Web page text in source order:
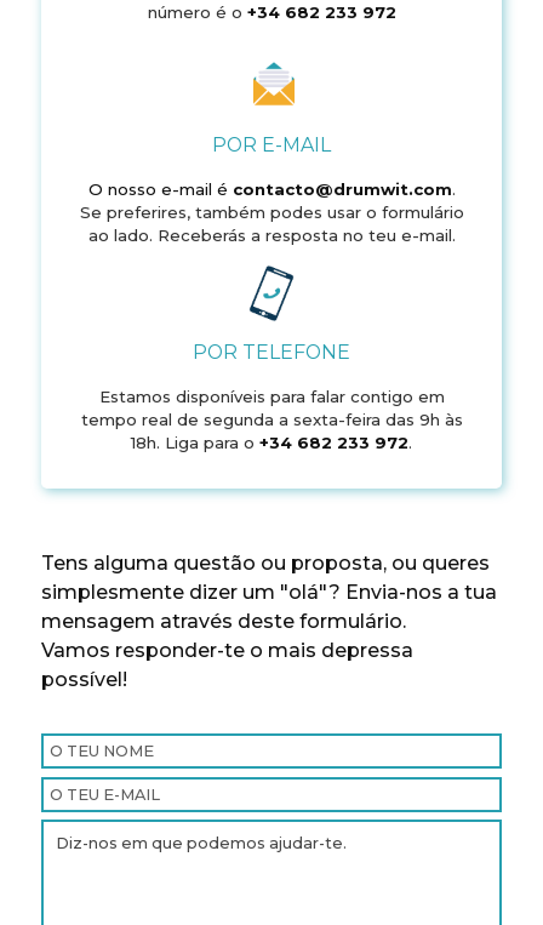
número é o +34 682 233 972
POR E-MAIL
O nosso e-mail é contacto@drumwit.com.
Se preferires, também podes usar o formulário
ao lado. Receberás a resposta no teu e-mail.
POR TELEFONE
Estamos disponíveis para falar contigo em
tempo real de segunda a sexta-feira das 9h às
18h. Liga para o +34 682 233 972.
Tens alguma questão ou proposta, ou queres
simplesmente dizer um "olá"? Envia-nos a tua
mensagem através deste formulário.
Vamos responder-te o mais depressa
possível!